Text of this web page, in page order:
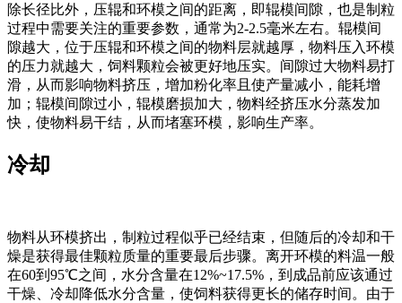
除长径比外，压辊和环模之间的距离，即辊模间隙，也是制粒
过程中需要关注的重要参数，通常为2-2.5毫米左右。辊模间
隙越大，位于压辊和环模之间的物料层就越厚，物料压入环模
的压力就越大，饲料颗粒会被更好地压实。间隙过大物料易打
滑，从而影响物料挤压，增加粉化率且使产量减小，能耗增
加；辊模间隙过小，辊模磨损加大，物料经挤压水分蒸发加
快，使物料易干结，从而堵塞环模，影响生产率。
冷却
物料从环模挤出，制粒过程似乎已经结束，但随后的冷却和干
燥是获得最佳颗粒质量的重要最后步骤。离开环模的料温一般
在60到95℃之间，水分含量在12%~17.5%，到成品前应该通过
干燥、冷却降低水分含量，使饲料获得更长的储存时间。由于